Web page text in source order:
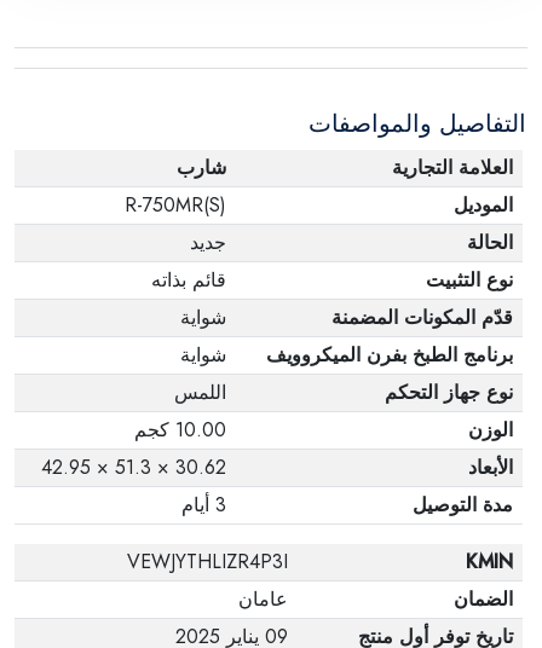
التفاصيل والمواصفات
العلامة التجارية
شارب
الموديل
R-750MR(S)
الحالة
جديد
نوع التثبيت
قائم بذاته
قدّم المكونات المضمنة
شواية
برنامج الطبخ بفرن الميكروويف
شواية
نوع جهاز التحكم
اللمس
الوزن
10.00 كجم
الأبعاد
30.62 × 51.3 × 42.95
مدة التوصيل
3 أيام
KMIN
VEWJYTHLIZR4P3I
الضمان
عامان
تاريخ توفر أول منتج
09 يناير 2025